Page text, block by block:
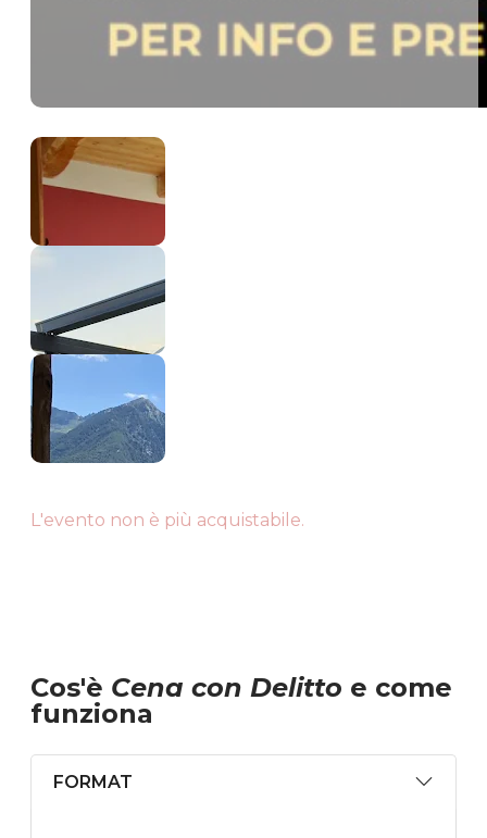
L'evento non è più acquistabile.
Cos'è Cena con Delitto e come
funziona
FORMAT